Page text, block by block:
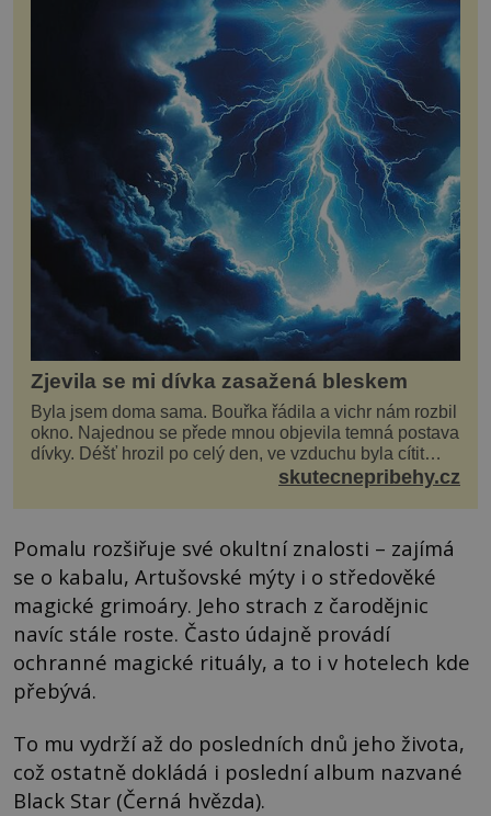
Zjevila se mi dívka zasažená bleskem
Byla jsem doma sama. Bouřka řádila a vichr nám rozbil
okno. Najednou se přede mnou objevila temná postava
dívky. Déšť hrozil po celý den, ve vzduchu byla cítit
bouřka. Do topolů před domem se opřel ví...skutecnepribehy.cz
Pomalu rozšiřuje své okultní znalosti – zajímá
se o kabalu, Artušovské mýty i o středověké
magické grimoáry. Jeho strach z čarodějnic
navíc stále roste. Často údajně provádí
ochranné magické rituály, a to i v hotelech kde
přebývá.
To mu vydrží až do posledních dnů jeho života,
což ostatně dokládá i poslední album nazvané
Black Star (Černá hvězda).